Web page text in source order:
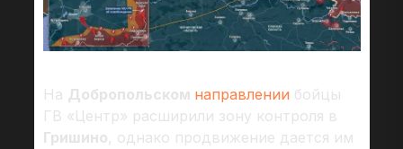
На Добропольском направлении бойцы
ГВ «Центр» расширили зону контроля в
Гришино, однако продвижение дается им